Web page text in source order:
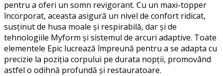
pentru a oferi un somn revigorant. Cu un maxi-topper
încorporat, aceasta asigură un nivel de confort ridicat,
susținut de husa moale și respirabilă, dar și de
tehnologiile Myform și sistemul de arcuri adaptive. Toate
elementele Epic lucrează împreună pentru a se adapta cu
precizie la poziția corpului pe durata nopții, promovând
astfel o odihnă profundă și restauratoare.